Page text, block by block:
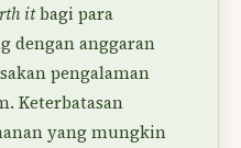
itbagi para
dengan anggaran
pengalaman
Keterbatasan
yang mungkin